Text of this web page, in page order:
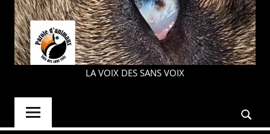
PAROLE
LA VOIX DES SANS VOIX